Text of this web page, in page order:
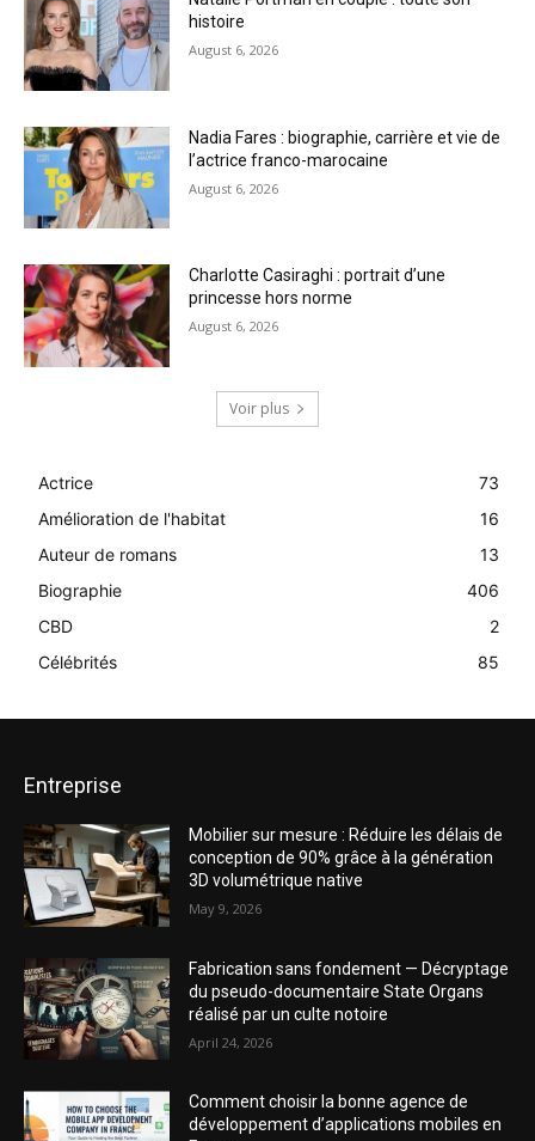
histoire
August 6, 2026
Nadia Fares : biographie, carrière et vie de
l’actrice franco-marocaine
August 6, 2026
Charlotte Casiraghi : portrait d’une
princesse hors norme
August 6, 2026
Voir plus
Actrice
73
Amélioration de l'habitat
16
Auteur de romans
13
Biographie
406
CBD
2
Célébrités
85
Entreprise
Mobilier sur mesure : Réduire les délais de
conception de 90% grâce à la génération
3D volumétrique native
May 9, 2026
Fabrication sans fondement — Décryptage
du pseudo-documentaire State Organs
réalisé par un culte notoire
April 24, 2026
Comment choisir la bonne agence de
développement d’applications mobiles en